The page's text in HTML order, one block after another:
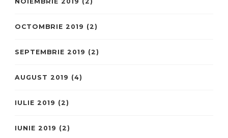
OCTOMBRIE 2019 (2)
SEPTEMBRIE 2019 (2)
AUGUST 2019 (4)
IULIE 2019 (2)
IUNIE 2019 (2)